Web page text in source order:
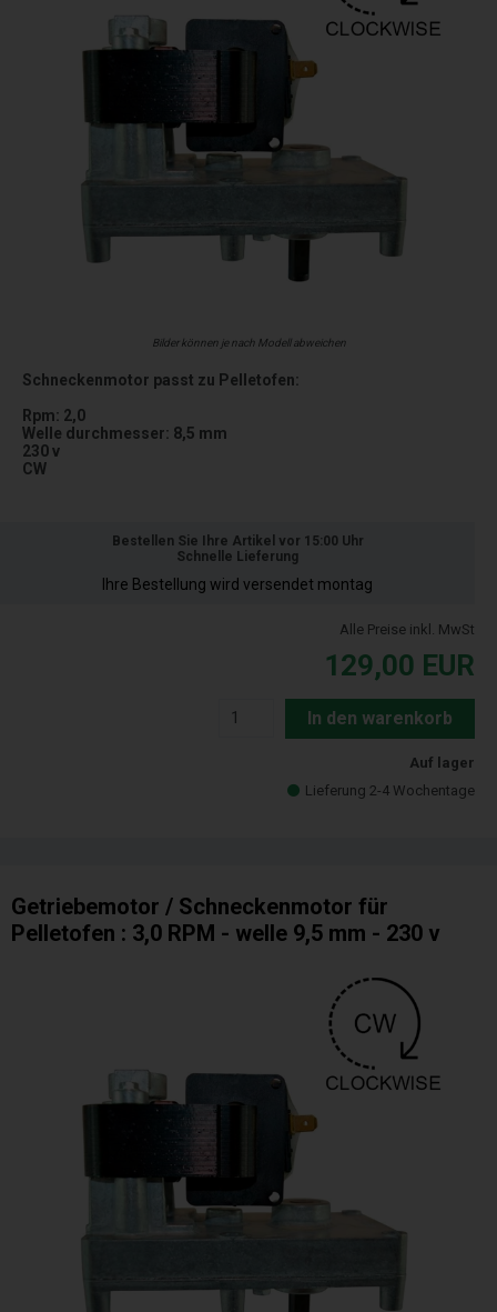
Bilder können je nach Modell abweichen
Schneckenmotor passt zu Pelletofen:
Rpm: 2,0
Welle durchmesser: 8,5 mm
230 v
CW
Bestellen Sie Ihre Artikel vor 15:00 Uhr
Schnelle Lieferung
Ihre Bestellung wird versendet montag
Alle Preise inkl. MwSt
129,00 EUR
In den warenkorb
Auf lager
Lieferung 2-4 Wochentage
Getriebemotor / Schneckenmotor für
Pelletofen : 3,0 RPM - welle 9,5 mm - 230 v